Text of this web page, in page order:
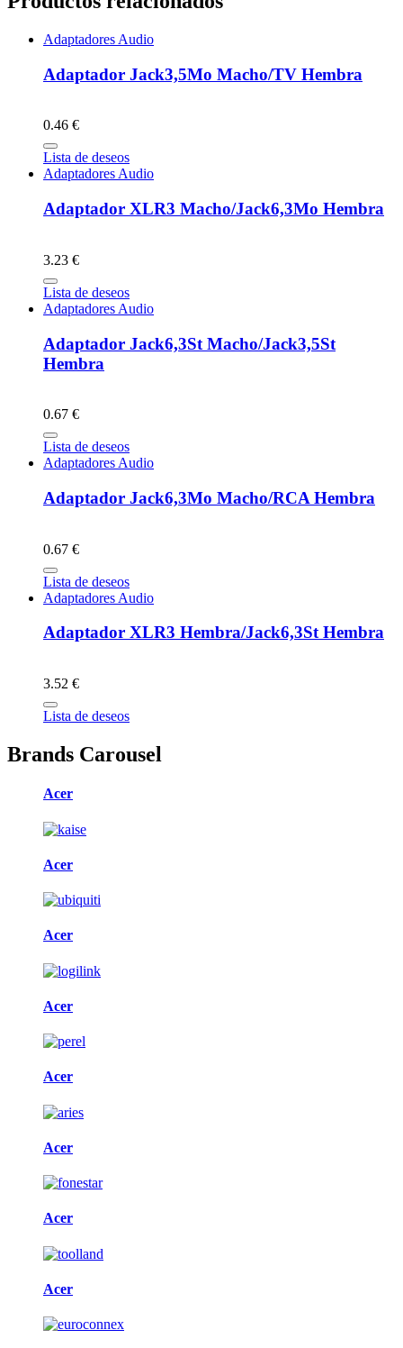
Adaptadores Audio
Adaptador Jack3,5Mo Macho/TV Hembra
0.46 €
Lista de deseos
Adaptadores Audio
Adaptador XLR3 Macho/Jack6,3Mo Hembra
3.23 €
Lista de deseos
Adaptadores Audio
Adaptador Jack6,3St Macho/Jack3,5St
Hembra
0.67 €
Lista de deseos
Adaptadores Audio
Adaptador Jack6,3Mo Macho/RCA Hembra
0.67 €
Lista de deseos
Adaptadores Audio
Adaptador XLR3 Hembra/Jack6,3St Hembra
3.52 €
Lista de deseos
Brands Carousel
Acer
Acer
Acer
Acer
Acer
Acer
Acer
Acer